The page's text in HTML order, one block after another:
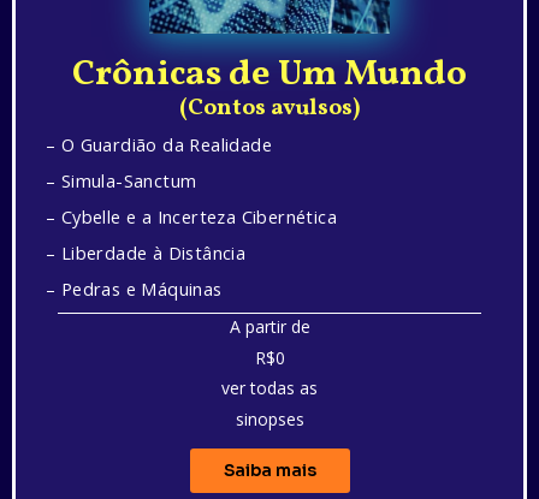
Crônicas de Um Mundo
(Contos avulsos)
– O Guardião da Realidade
– Simula-Sanctum
– Cybelle e a Incerteza Cibernética
– Liberdade à Distância
– Pedras e Máquinas
A partir de
R$0
ver todas as
sinopses
Saiba mais